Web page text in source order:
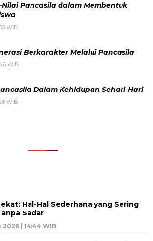
Pancasila dalam Membentuk
WIB
Berkarakter Melalui Pancasila
WIB
Dalam Kehidupan Sehari-Hari
WIB
Hal-Hal Sederhana yang Sering
Sadar
| 14:44 WIB